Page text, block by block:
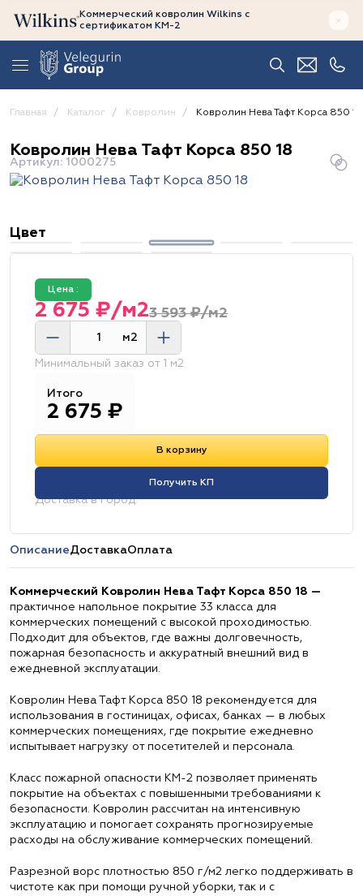
Коммерческий ковролин Wilkins с
сертификатом КМ-2
Главная Каталог Ковролин Ковролин Нева Тафт Корса 850 18
Ковролин Нева Тафт Корса 850 18
Артикул: 1000275
Цвет
Цена :
3 593 ₽/м2
2 675 ₽/м2
м2
Минимальный заказ от 1 м2
Итого
2 675 ₽
В корзину
Получить КП
Доставка в город:
ОписаниеДоставкаОплата
Коммерческий Ковролин Нева Тафт Корса 850 18 —
практичное напольное покрытие 33 класса для
коммерческих помещений с высокой проходимостью.
Подходит для объектов, где важны долговечность,
пожарная безопасность и аккуратный внешний вид в
ежедневной эксплуатации.
Ковролин Нева Тафт Корса 850 18 рекомендуется для
использования в гостиницах, офисах, банках — в любых
коммерческих помещениях, где покрытие ежедневно
испытывает нагрузку от посетителей и персонала.
Класс пожарной опасности КМ-2 позволяет применять
покрытие на объектах с повышенными требованиями к
безопасности. Ковролин рассчитан на интенсивную
эксплуатацию и помогает сохранять прогнозируемые
расходы на обслуживание коммерческих помещений.
Разрезной ворс плотностью 850 г/м2 легко поддерживать в
чистоте как при помощи ручной уборки, так и с